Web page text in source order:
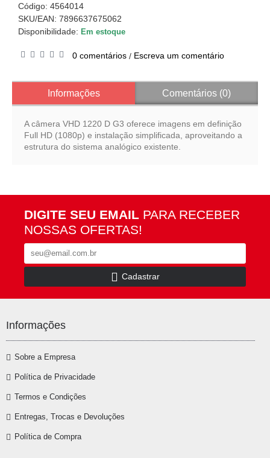
Código: 4564014
SKU/EAN: 7896637675062
Disponibilidade: Em estoque
0 comentários / Escreva um comentário
Informações Comentários (0)
A câmera VHD 1220 D G3 oferece imagens em definição
Full HD (1080p) e instalação simplificada, aproveitando a
estrutura do sistema analógico existente.
DIGITE SEU EMAIL PARA RECEBER
NOSSAS OFERTAS!
Cadastrar
Informações
Sobre a Empresa
Política de Privacidade
Termos e Condições
Entregas, Trocas e Devoluções
Política de Compra